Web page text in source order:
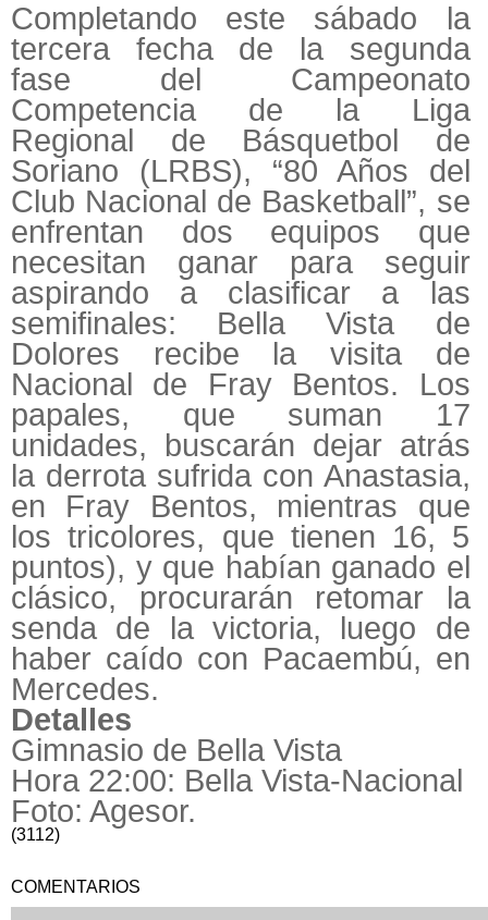
Completando este sábado la
tercera fecha de la segunda
fase del Campeonato
Competencia de la Liga
Regional de Básquetbol de
Soriano (LRBS), “80 Años del
Club Nacional de Basketball”, se
enfrentan dos equipos que
necesitan ganar para seguir
aspirando a clasificar a las
semifinales: Bella Vista de
Dolores recibe la visita de
Nacional de Fray Bentos. Los
papales, que suman 17
unidades, buscarán dejar atrás
la derrota sufrida con Anastasia,
en Fray Bentos, mientras que
los tricolores, que tienen 16, 5
puntos), y que habían ganado el
clásico, procurarán retomar la
senda de la victoria, luego de
haber caído con Pacaembú, en
Mercedes.
Detalles
Gimnasio de Bella Vista
Hora 22:00: Bella Vista-Nacional
Foto: Agesor.
(3112)
COMENTARIOS